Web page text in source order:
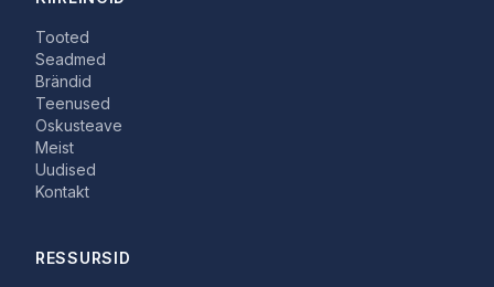
Tooted
Seadmed
Brändid
Teenused
Oskusteave
Meist
Uudised
Kontakt
RESSURSID